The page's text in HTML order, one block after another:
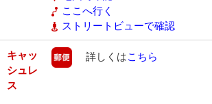
ここへ行く
ストリートビューで確認
キャッ
シュレ
ス
郵便
詳しくはこちら